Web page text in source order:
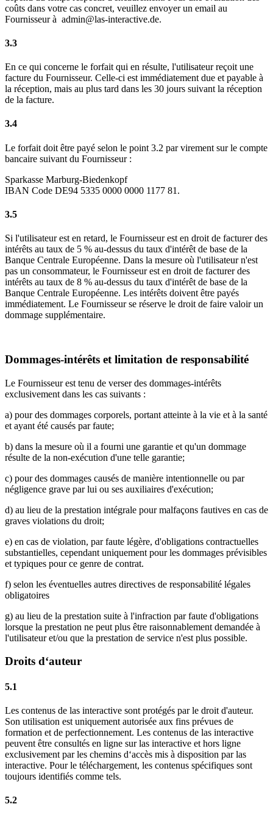
coûts dans votre cas concret, veuillez envoyer un email au
Fournisseur à admin@las-interactive.de.
3.3
En ce qui concerne le forfait qui en résulte, l'utilisateur reçoit une
facture du Fournisseur. Celle-ci est immédiatement due et payable à
la réception, mais au plus tard dans les 30 jours suivant la réception
de la facture.
3.4
Le forfait doit être payé selon le point 3.2 par virement sur le compte
bancaire suivant du Fournisseur :
Sparkasse Marburg-Biedenkopf
IBAN Code DE94 5335 0000 0000 1177 81.
3.5
Si l'utilisateur est en retard, le Fournisseur est en droit de facturer des
intérêts au taux de 5 % au-dessus du taux d'intérêt de base de la
Banque Centrale Européenne. Dans la mesure où l'utilisateur n'est
pas un consommateur, le Fournisseur est en droit de facturer des
intérêts au taux de 8 % au-dessus du taux d'intérêt de base de la
Banque Centrale Européenne. Les intérêts doivent être payés
immédiatement. Le Fournisseur se réserve le droit de faire valoir un
dommage supplémentaire.
Dommages-intérêts et limitation de responsabilité
Le Fournisseur est tenu de verser des dommages-intérêts
exclusivement dans les cas suivants :
a) pour des dommages corporels, portant atteinte à la vie et à la santé
et ayant été causés par faute;
b) dans la mesure où il a fourni une garantie et qu'un dommage
résulte de la non-exécution d'une telle garantie;
c) pour des dommages causés de manière intentionnelle ou par
négligence grave par lui ou ses auxiliaires d'exécution;
d) au lieu de la prestation intégrale pour malfaçons fautives en cas de
graves violations du droit;
e) en cas de violation, par faute légère, d'obligations contractuelles
substantielles, cependant uniquement pour les dommages prévisibles
et typiques pour ce genre de contrat.
f) selon les éventuelles autres directives de responsabilité légales
obligatoires
g) au lieu de la prestation suite à l'infraction par faute d'obligations
lorsque la prestation ne peut plus être raisonnablement demandée à
l'utilisateur et/ou que la prestation de service n'est plus possible.
Droits d‘auteur
5.1
Les contenus de las interactive sont protégés par le droit d'auteur.
Son utilisation est uniquement autorisée aux fins prévues de
formation et de perfectionnement. Les contenus de las interactive
peuvent être consultés en ligne sur las interactive et hors ligne
exclusivement par les chemins d‘accès mis à disposition par las
interactive. Pour le téléchargement, les contenus spécifiques sont
toujours identifiés comme tels.
5.2